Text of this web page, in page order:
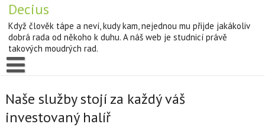
Decius
Když člověk tápe a neví, kudy kam, nejednou mu přijde jakákoliv
dobrá rada od někoho k duhu. A náš web je studnicí právě
takových moudrých rad.
Naše služby stojí za každý váš
investovaný halíř